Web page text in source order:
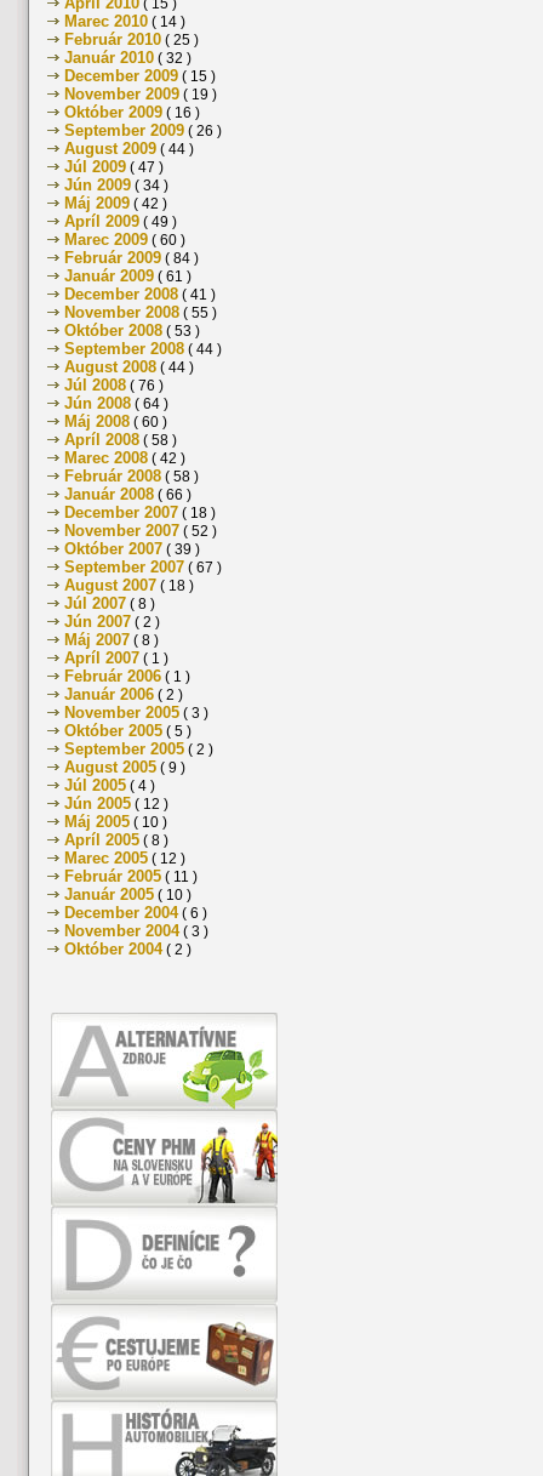
( 15 )
Marec 2010 ( 14 )
Február 2010 ( 25 )
Január 2010 ( 32 )
December 2009 ( 15 )
November 2009 ( 19 )
Október 2009 ( 16 )
September 2009 ( 26 )
August 2009 ( 44 )
Júl 2009 ( 47 )
Jún 2009 ( 34 )
Máj 2009 ( 42 )
Apríl 2009 ( 49 )
Marec 2009 ( 60 )
Február 2009 ( 84 )
Január 2009 ( 61 )
December 2008 ( 41 )
November 2008 ( 55 )
Október 2008 ( 53 )
September 2008 ( 44 )
August 2008 ( 44 )
Júl 2008 ( 76 )
Jún 2008 ( 64 )
Máj 2008 ( 60 )
Apríl 2008 ( 58 )
Marec 2008 ( 42 )
Február 2008 ( 58 )
Január 2008 ( 66 )
December 2007 ( 18 )
November 2007 ( 52 )
Október 2007 ( 39 )
September 2007 ( 67 )
August 2007 ( 18 )
Júl 2007 ( 8 )
Jún 2007 ( 2 )
Máj 2007 ( 8 )
Apríl 2007 ( 1 )
Február 2006 ( 1 )
Január 2006 ( 2 )
November 2005 ( 3 )
Október 2005 ( 5 )
September 2005 ( 2 )
August 2005 ( 9 )
Júl 2005 ( 4 )
Jún 2005 ( 12 )
Máj 2005 ( 10 )
Apríl 2005 ( 8 )
Marec 2005 ( 12 )
Február 2005 ( 11 )
Január 2005 ( 10 )
December 2004( 6 )
November 2004( 3 )
Október 2004( 2 )